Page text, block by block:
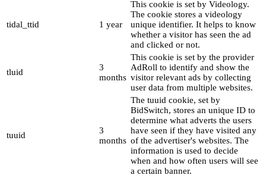
tidal_ttid 1 year
This cookie is set by Videology.
The cookie stores a videology
unique identifier. It helps to know
whether a visitor has seen the ad
and clicked or not.
tluid
3
months
This cookie is set by the provider
AdRoll to identify and show the
visitor relevant ads by collecting
user data from multiple websites.
tuuid
3
months
The tuuid cookie, set by
BidSwitch, stores an unique ID to
determine what adverts the users
have seen if they have visited any
of the advertiser's websites. The
information is used to decide
when and how often users will see
a certain banner.